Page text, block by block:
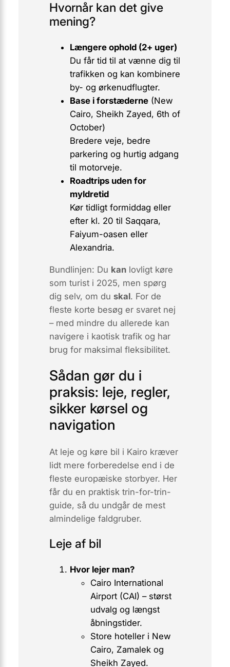
Hvornår kan det give
mening?
Længere ophold (2+ uger)
Du får tid til at vænne dig til
trafikken og kan kombinere
by- og ørkenudflugter.
Base i forstæderne(New
Cairo, Sheikh Zayed, 6th of
October)
Bredere veje, bedre
parkering og hurtig adgang
til motorveje.
Roadtrips uden for
myldretid
Kør tidligt formiddag eller
efter kl. 20 til Saqqara,
Faiyum-oasen eller
Alexandria.
Bundlinjen: Du kanlovligt køre
som turist i 2025, men spørg
dig selv, om du skal. For de
fleste korte besøg er svaret nej
– med mindre du allerede kan
navigere i kaotisk trafik og har
brug for maksimal fleksibilitet.
Sådan gør du i
praksis: leje, regler,
sikker kørsel og
navigation
At leje og køre bil i Kairo kræver
lidt mere forberedelse end i de
fleste europæiske storbyer. Her
får du en praktisk trin-for-trin-
guide, så du undgår de mest
almindelige faldgruber.
Leje af bil
Hvor lejer man?
Cairo International
Airport (CAI) – størst
udvalg og længst
åbningstider.
Store hoteller i New
Cairo, Zamalek og
Sheikh Zayed.